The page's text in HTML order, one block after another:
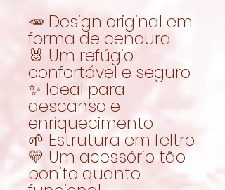
🥕 Design original em
forma de cenoura
🐰 Um refúgio
confortável e seguro
✨ Ideal para
descanso e
enriquecimento
🌱 Estrutura em feltro
💛 Um acessório tão
bonito quanto